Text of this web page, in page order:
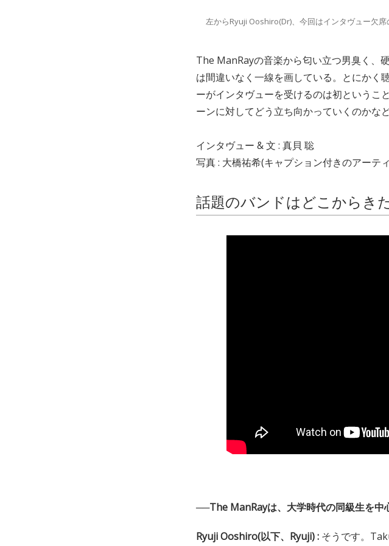
左からRyuji Ooshiro(Dr)、今回はインタヴュー欠
The ManRayの音楽から匂い立つ男臭く、
は間違いなく一線を画している。とにか
ーがインタヴューを受けるのは初というこ
ーンに対してどう立ち向かっていくのかな
インタヴュー & 文 : 真貝 聡
写真 : 大橋祐希(キャプション付きのアーテ
話題のバンドはどこからき
──The ManRayは、大学時代の同級生を中
Ryuji Ooshiro(以下、Ryuji) : そうです。